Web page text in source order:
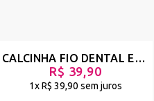
CALCINHA FIO DENTAL EM VELUDO ANIMAL PRINT COM REGULAGEM - VIRGEM - ONÇA - REF 2911
R$ 39,90
1xR$ 39,90 sem juros